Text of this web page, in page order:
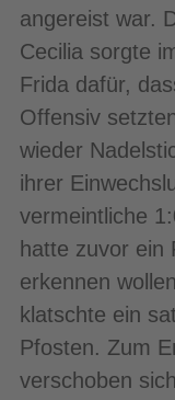
angereist war.
Cecilia sorgte
Frida dafür,
Offensiv
wieder
ihrer
vermeintliche
hatte zuvor ein
erkennen
klatschte ein
Pfosten. Zum
verschoben